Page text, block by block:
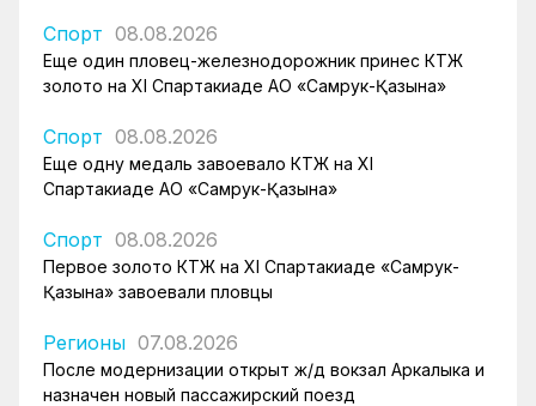
Спорт 08.08.2026
Еще один пловец-железнодорожник принес КТЖ
золото на XI Спартакиаде АО «Самрук-Қазына»
Спорт 08.08.2026
Еще одну медаль завоевало КТЖ на XI
Спартакиаде АО «Самрук-Қазына»
Спорт 08.08.2026
Первое золото КТЖ на XI Спартакиаде «Самрук-
Қазына» завоевали пловцы
Регионы 07.08.2026
После модернизации открыт ж/д вокзал Аркалыка и
назначен новый пассажирский поезд